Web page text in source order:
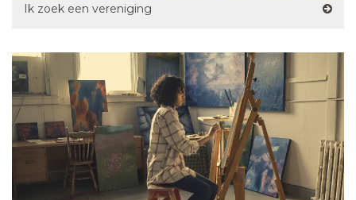
Ik zoek een vereniging